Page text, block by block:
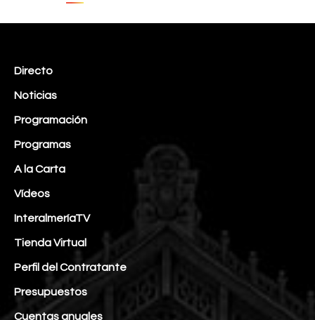
Directo
Noticias
Programación
Programas
A la Carta
Vídeos
InteralmeríaTV
Tienda Virtual
Perfil del Contratante
Presupuestos
Cuentas anuales